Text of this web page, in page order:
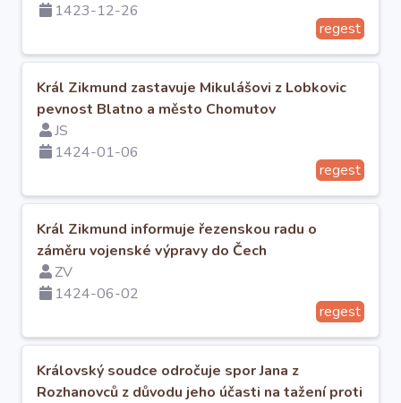
1423-12-26
regest
Král Zikmund zastavuje Mikulášovi z Lobkovic
pevnost Blatno a město Chomutov
JS
1424-01-06
regest
Král Zikmund informuje řezenskou radu o
záměru vojenské výpravy do Čech
ZV
1424-06-02
regest
Královský soudce odročuje spor Jana z
Rozhanovců z důvodu jeho účasti na tažení proti